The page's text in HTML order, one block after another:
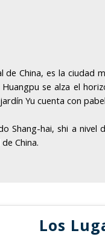
de China, es la
se alza el
Yu cuenta con
Shang-hai, shi a
China.
Los